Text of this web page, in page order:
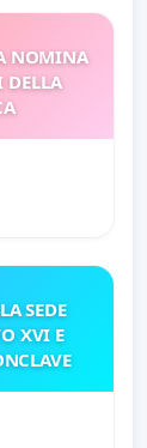
NOMINA
DELLA
SEDE
XVI E